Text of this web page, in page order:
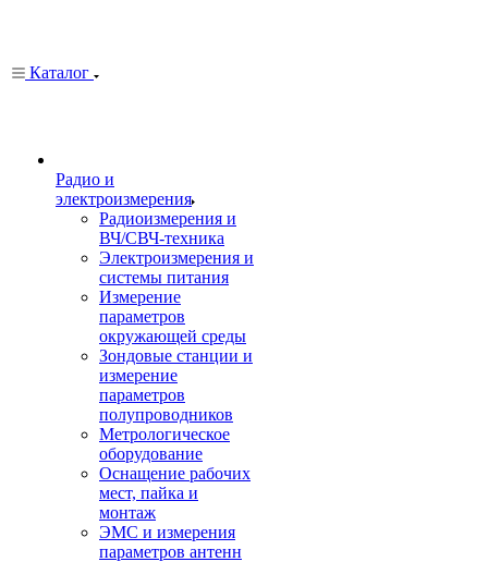
Каталог
Радио и
электроизмерения
Радиоизмерения и
ВЧ/СВЧ-техника
Электроизмерения и
системы питания
Измерение
параметров
окружающей среды
Зондовые станции и
измерение
параметров
полупроводников
Метрологическое
оборудование
Оснащение рабочих
мест, пайка и
монтаж
ЭМС и измерения
параметров антенн